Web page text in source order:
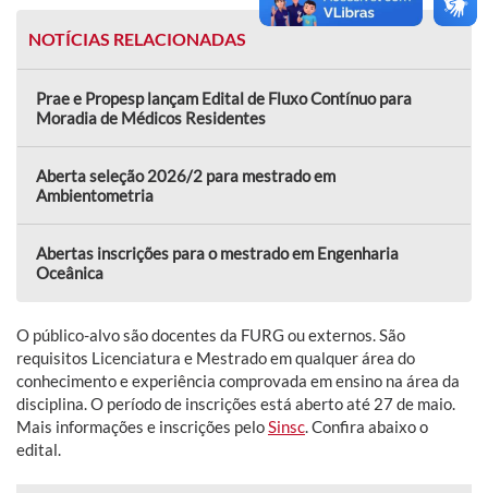
NOTÍCIAS RELACIONADAS
Prae e Propesp lançam Edital de Fluxo Contínuo para
Moradia de Médicos Residentes
Aberta seleção 2026/2 para mestrado em
Ambientometria
Abertas inscrições para o mestrado em Engenharia
Oceânica
O público-alvo são docentes da FURG ou externos. São
requisitos Licenciatura e Mestrado em qualquer área do
conhecimento e experiência comprovada em ensino na área da
disciplina. O período de inscrições está aberto até 27 de maio.
Mais informações e inscrições pelo Sinsc . Confira abaixo o
edital.